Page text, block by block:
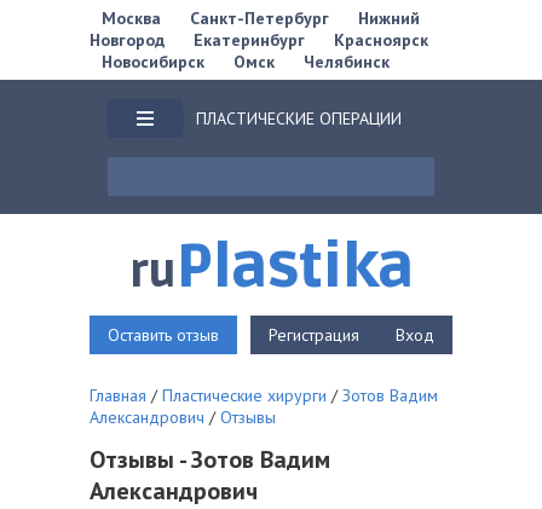
Москва Санкт-Петербург
Нижний
Новгород
Екатеринбург
Красноярск
Новосибирск
Омск Челябинск
ПЛАСТИЧЕСКИЕ ОПЕРАЦИИ
ruPlastika
Оставить отзыв Регистрация Вход
Главная / Пластические хирурги / Зотов Вадим
Александрович / Отзывы
Отзывы - Зотов Вадим
Александрович